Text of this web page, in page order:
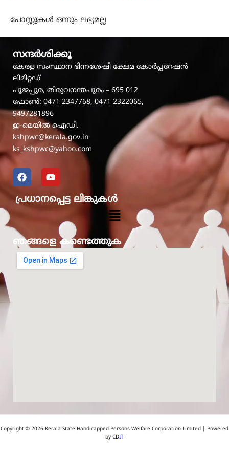
പോസ്റ്റുകൾ ഒന്നും ലഭ്യമല്ല
സന്ദർശിക്കൂ
കേരള സംസ്ഥാന ഭിന്നശേഷി ക്ഷേമ കോർപ്പറേഷൻ
ലിമിറ്റഡ്
പൂജപ്പുര, തിരുവനന്തപുരം – 695 012
ഫോൺ: 0471 2347768, 0471 2322065,
9497281896
ഇ-മെയിൽ ഐഡി.
kshpwc@kerala.gov.in
ks_kshpwc@yahoo.com
F
a
c
e
b
o
k
Y
o
u
t
u
പ്രധാനപ്പെട്ട ലിങ്കുകൾ
Menu
ഞങ്ങളെ കണ്ടെത്തുക
Copyright © 2026 Kerala State Handicapped Persons Welfare Corporation Limited | Powered
by CDIT